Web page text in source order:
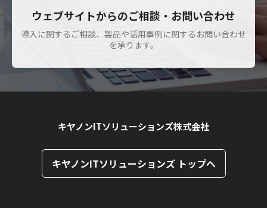
ウェブサイトからのご相談・お問い合わせ
導入に関するご相談、製品や活用事例に関するお問い合わせ
を承ります。
キヤノンITソリューションズ株式会社
キヤノンITソリューションズ トップへ